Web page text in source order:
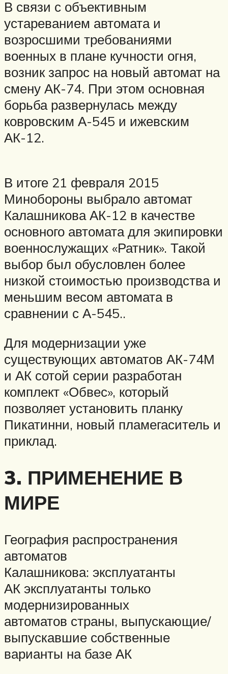
В связи с объективным
устареванием автомата и
возросшими требованиями
военных в плане кучности огня,
возник запрос на новый автомат на
смену АК-74. При этом основная
борьба развернулась между
ковровским А-545 и ижевским
АК-12.
В итоге 21 февраля 2015
Минобороны выбрало автомат
Калашникова АК-12 в качестве
основного автомата для экипировки
военнослужащих «Ратник». Такой
выбор был обусловлен более
низкой стоимостью производства и
меньшим весом автомата в
сравнении с А-545..
Для модернизации уже
существующих автоматов АК-74М
и АК сотой серии разработан
комплект «Обвес», который
позволяет установить планку
Пикатинни, новый пламегаситель и
приклад.
3. ПРИМЕНЕНИЕ В
МИРЕ
География распространения
автоматов
Калашникова: эксплуатанты
АК эксплуатанты только
модернизированных
автоматов страны, выпускающие/
выпускавшие собственные
варианты на базе АК